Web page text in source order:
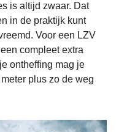
is altijd zwaar. Dat
in de praktijk kunt
Voor een LZV
compleet extra
ontheffing mag je
plus zo de weg